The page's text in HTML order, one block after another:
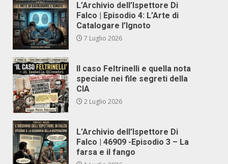
L’Archivio dell’Ispettore Di
Falco | Episodio 4: L’Arte di
Catalogare l’Ignoto
7 Luglio 2026
Il caso Feltrinelli e quella nota
speciale nei file segreti della
CIA
2 Luglio 2026
L’Archivio dell’Ispettore Di
Falco | 46909 -Episodio 3 – La
farsa e il fango